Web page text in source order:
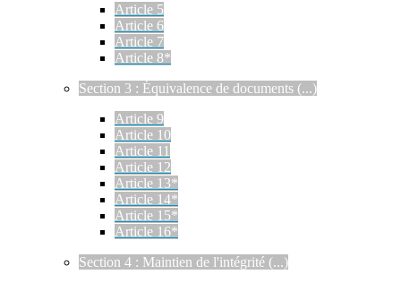
Article 5
Article 6
Article 7
Article 8*
Section 3 : Équivalence de documents (...)
Article 9
Article 10
Article 11
Article 12
Article 13*
Article 14*
Article 15*
Article 16*
Section 4 : Maintien de l'intégrité (...)